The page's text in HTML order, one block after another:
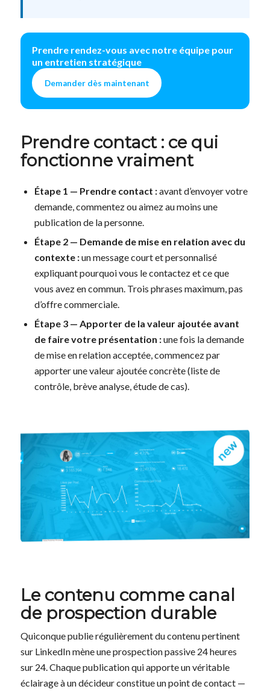
Prendre rendez-vous avec notre équipe pour
un entretien stratégique
Demander dès maintenant
Prendre contact : ce qui
fonctionne vraiment
Étape 1 — Prendre contact :avant d’envoyer votre
demande, commentez ou aimez au moins une
publication de la personne.
Étape 2 — Demande de mise en relation avec du
contexte :un message court et personnalisé
expliquant pourquoi vous le contactez et ce que
vous avez en commun. Trois phrases maximum, pas
d’offre commerciale.
Étape 3 — Apporter de la valeur ajoutée avant
de faire votre présentation :une fois la demande
de mise en relation acceptée, commencez par
apporter une valeur ajoutée concrète (liste de
contrôle, brève analyse, étude de cas).
Le contenu comme canal
de prospection durable
Quiconque publie régulièrement du contenu pertinent
sur LinkedIn mène une prospection passive 24 heures
sur 24. Chaque publication qui apporte un véritable
éclairage à un décideur constitue un point de contact —